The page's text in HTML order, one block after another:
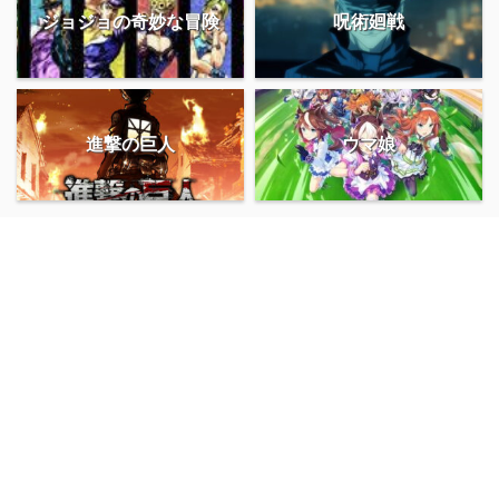
ジョジョの奇妙な冒険 呪術廻戦
進撃の巨人 ウマ娘